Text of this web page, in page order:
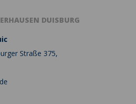
DUISBURG
Straße 375,